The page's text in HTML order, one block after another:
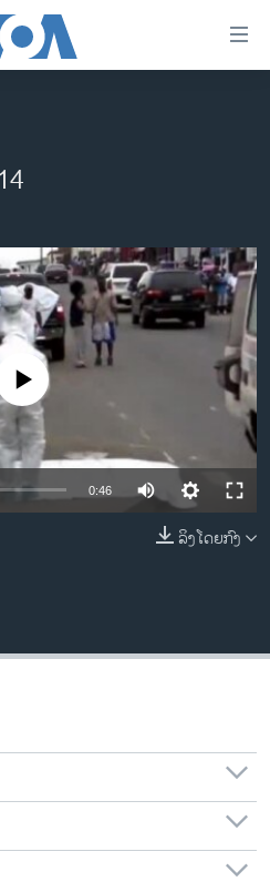
ະລັດ 2024
currently available
0:46
ລິງໂດຍກົງ